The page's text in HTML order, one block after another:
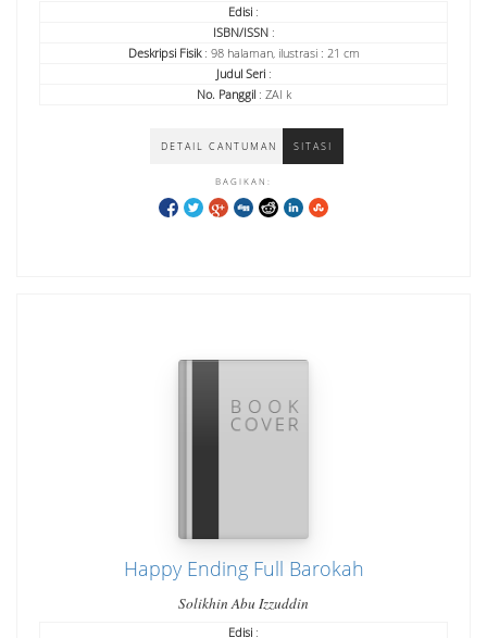
Edisi :
ISBN/ISSN:
Deskripsi Fisik: 98 halaman, ilustrasi : 21 cm
Judul Seri:
No. Panggil: ZAI k
DETAIL CANTUMAN SITASI
BAGIKAN:
Happy Ending Full Barokah
Solikhin Abu Izzuddin
Edisi :